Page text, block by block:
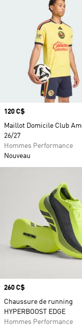
Prix
120 C$
Maillot Domicile Club
26/27
Hommes Performance
Nouveau
Prix
260 C$
Chaussure de running
HYPERBOOST EDGE
Hommes Performance